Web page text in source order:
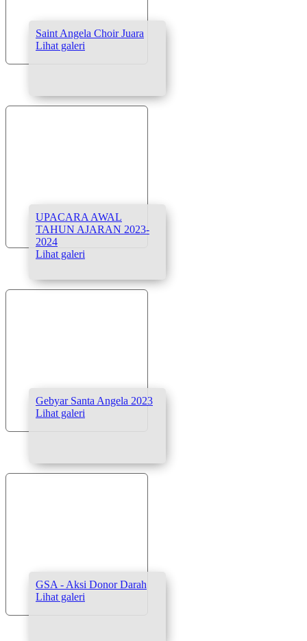
Saint Angela Choir Juara
Lihat galeri
UPACARA AWAL
TAHUN AJARAN 2023-
2024
Lihat galeri
Gebyar Santa Angela 2023
Lihat galeri
GSA - Aksi Donor Darah
Lihat galeri